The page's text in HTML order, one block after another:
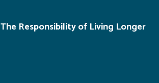
The Responsibility of Living Longer